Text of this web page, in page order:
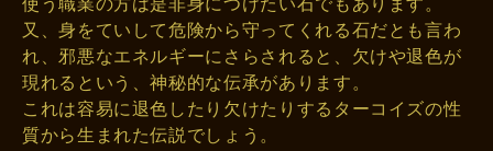
又、身をていして危険から守ってくれる石だとも言わ
れ、邪悪なエネルギーにさらされると、欠けや退色が
現れるという、神秘的な伝承があります。
これは容易に退色したり欠けたりするターコイズの性
質から生まれた伝説でしょう。